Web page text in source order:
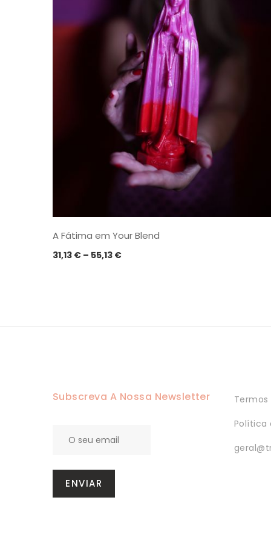
A Fátima em Your Blend
31,13 € – 55,13 €Price
Subscreva A Nossa Newsletter
Política